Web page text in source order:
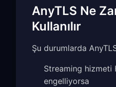
AnyTLS Ne
Kullanılır
Şu durumlarda
Streaming hizmeti
engelliyorsa